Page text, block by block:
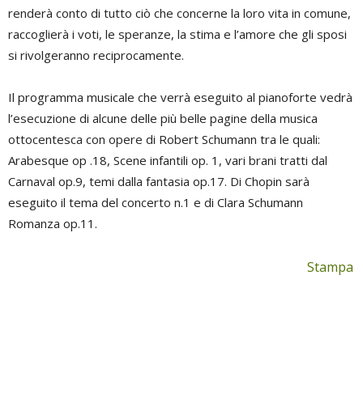
renderà conto di tutto ciò che concerne la loro vita in comune,
raccoglierà i voti, le speranze, la stima e l’amore che gli sposi
si rivolgeranno reciprocamente.
Il programma musicale che verrà eseguito al pianoforte vedrà
l’esecuzione di alcune delle più belle pagine della musica
ottocentesca con opere di Robert Schumann tra le quali:
Arabesque op .18, Scene infantili op. 1, vari brani tratti dal
Carnaval op.9, temi dalla fantasia op.17. Di Chopin sarà
eseguito il tema del concerto n.1 e di Clara Schumann
Romanza op.11.
Stampa